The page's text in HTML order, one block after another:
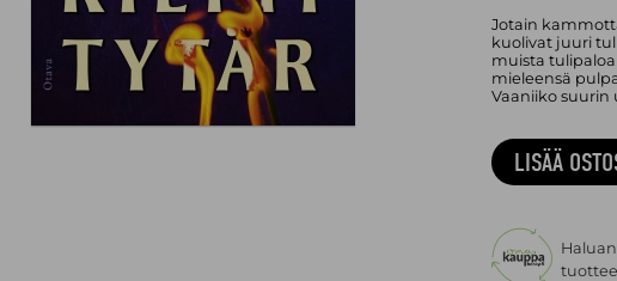
Jotain
kuolivat juuri
muista
mieleensä
Vaaniiko suurin
LISÄÄ